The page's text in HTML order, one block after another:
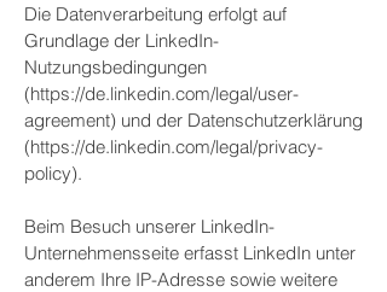
Die Datenverarbeitung erfolgt auf
Grundlage der LinkedIn-
Nutzungsbedingungen
(https://de.linkedin.com/legal/user-
agreement) und der Datenschutzerklärung
(https://de.linkedin.com/legal/privacy-
policy).
Beim Besuch unserer LinkedIn-
Unternehmensseite erfasst LinkedIn unter
anderem Ihre IP-Adresse sowie weitere